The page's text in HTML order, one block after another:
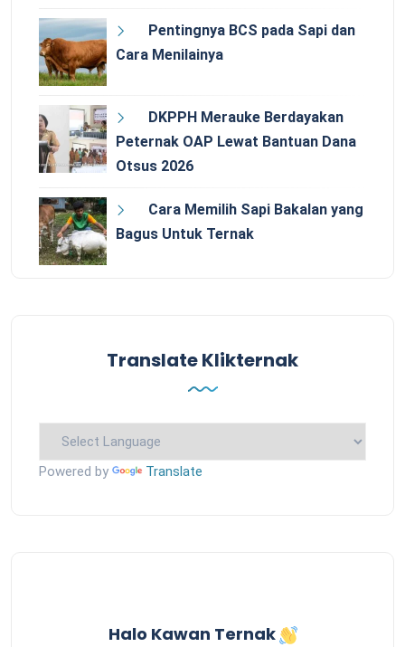
Pentingnya BCS pada Sapi dan
Cara Menilainya
DKPPH Merauke Berdayakan
Peternak OAP Lewat Bantuan Dana
Otsus 2026
Cara Memilih Sapi Bakalan yang
Bagus Untuk Ternak
Translate Klikternak
Powered by Translate
Halo Kawan Ternak